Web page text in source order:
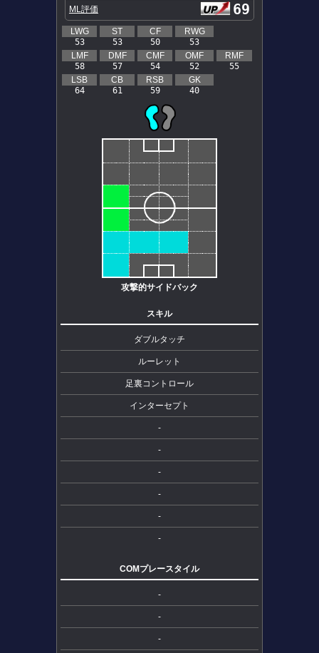
ML評価 69
LWG
53
ST
53
CF
50
RWG
53
LMF
58
DMF
57
CMF
54
OMF
52
RMF
55
LSB
64
CB
61
RSB
59
GK
40
攻撃的サイドバック
スキル
ダブルタッチ
ルーレット
足裏コントロール
インターセプト
-
-
-
-
-
-
COMプレースタイル
-
-
-